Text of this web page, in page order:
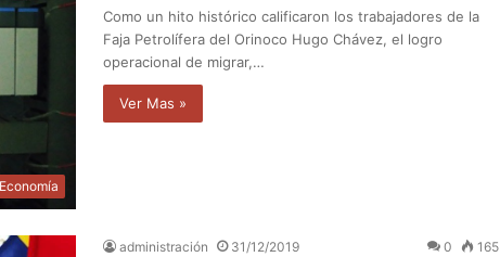
Economía
Como un hito histórico calificaron los trabajadores de la
Faja Petrolífera del Orinoco Hugo Chávez, el logro
operacional de migrar,…
Ver Mas »
administración 31/12/2019 0 165